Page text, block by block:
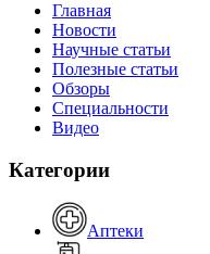
Главная
Новости
Научные статьи
Полезные статьи
Обзоры
Специальности
Видео
Категории
Аптеки